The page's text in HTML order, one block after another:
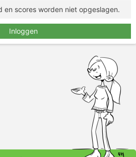
en scores worden niet opgeslagen.
Inloggen